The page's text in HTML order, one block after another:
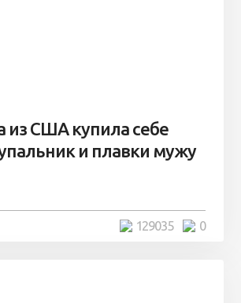
из США купила себе
и плавки мужу
0
129035